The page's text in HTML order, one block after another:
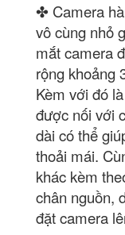
✤ Camera
vô cùng nhỏ
mắt camera
rộng khoảng
Kèm với đó
được nối với
dài có thể
thoải mái.
khác kèm
chân nguồn,
đặt camera